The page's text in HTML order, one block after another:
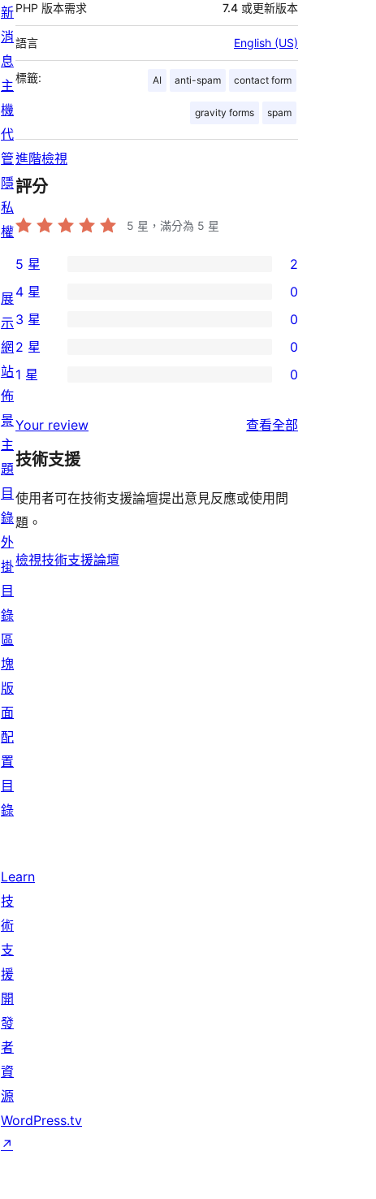
PHP 版本需求 7.4 或更新版本
語言 English (US)
標籤: AI anti-spam contact form
gravity forms spam
進階檢視
評分
5 星，滿分為 5 星
2
個
5
星
使
者
論
5 星 2
個
4
星
用
者
論
4 星 0
0
個
3
使
用
評
論
3 星 0
個
星
使
者
評
論
2 星 0
1
星
用
者
評
1 星 0
Your review 查看全部
技術支援
使用者可在技術支援論壇提出意見反應或使用問
題。
檢視技術支援論壇
新
消
息
主
機
代
管
隱
私
權
展
示
網
站
佈
景
主
題
目
錄
外
掛
目
錄
區
塊
版
面
配
置
目
錄
Learn
技
術
支
援
開
發
者
資
源
WordPress.tv
↗